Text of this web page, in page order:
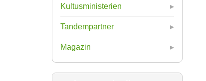
Kultusministerien
Tandempartner
Magazin